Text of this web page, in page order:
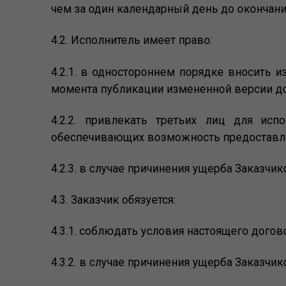
чем за один календарный день до
4.2. Исполнитель имеет право:
4.2.1. в одностороннем порядке вносить
момента публикации измененной версии
4.2.2. привлекать третьих лиц для
обеспечивающих возможность
4.2.3. в случае причинения ущерба
4.3. Заказчик обязуется:
4.3.1. соблюдать условия настоящего
4.3.2. в случае причинения ущерба